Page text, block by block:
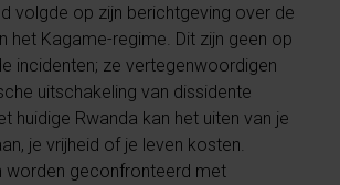
volgde op zijn berichtgeving over de
het Kagame-regime. Dit zijn geen op
incidenten; ze vertegenwoordigen
uitschakeling van dissidente
huidige Rwanda kan het uiten van je
je vrijheid of je leven kosten.
worden geconfronteerd met